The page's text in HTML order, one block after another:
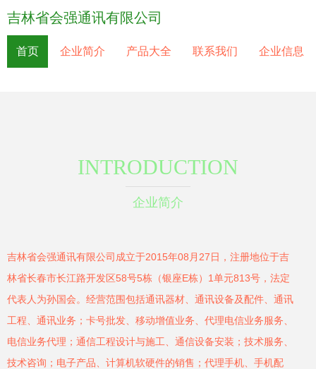
吉林省会强通讯有限公司
首页 企业简介 产品大全 联系我们 企业信息
INTRODUCTION
企业简介
吉林省会强通讯有限公司成立于2015年08月27日，注册地位于吉
林省长春市长江路开发区58号5栋（银座E栋）1单元813号，法定
代表人为孙国会。经营范围包括通讯器材、通讯设备及配件、通讯
工程、通讯业务；卡号批发、移动增值业务、代理电信业务服务、
电信业务代理；通信工程设计与施工、通信设备安装；技术服务、
技术咨询；电子产品、计算机软硬件的销售；代理手机、手机配